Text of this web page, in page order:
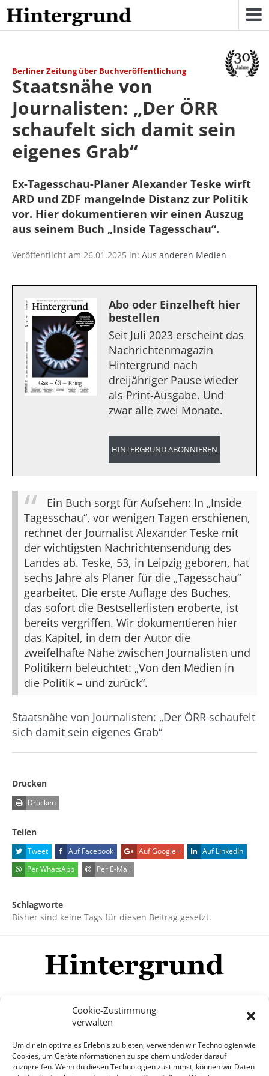
Cookie-Zustimmung
verwalten
Um dir ein optimales Erlebnis zu bieten, verwenden wir Technologien wie
Cookies, um Geräteinformationen zu speichern und/oder darauf
zuzugreifen. Wenn du diesen Technologien zustimmst, können wir Daten
Skip
to
content
Berliner Zeitung über Buchveröffentlichung
Staatsnähe von
Journalisten: „Der ÖRR
schaufelt sich damit sein
eigenes Grab“
Ex-Tagesschau-Planer Alexander Teske wirft
ARD und ZDF mangelnde Distanz zur Politik
vor. Hier dokumentieren wir einen Auszug
aus seinem Buch „Inside Tagesschau“.
Veröffentlicht am 26.01.2025 in: Aus anderen Medien
Abo oder Einzelheft hier
bestellen
Seit Juli 2023 erscheint das
Nachrichtenmagazin
Hintergrund nach
dreijähriger Pause wieder
als Print-Ausgabe. Und
zwar alle zwei Monate.
HINTERGRUND ABONNIEREN
Ein Buch sorgt für Aufsehen: In „Inside
Tagesschau“, vor wenigen Tagen erschienen,
rechnet der Journalist Alexander Teske mit
der wichtigsten Nachrichtensendung des
Landes ab. Teske, 53, in Leipzig geboren, hat
sechs Jahre als Planer für die „Tagesschau“
gearbeitet. Die erste Auflage des Buches,
das sofort die Bestsellerlisten eroberte, ist
bereits vergriffen. Wir dokumentieren hier
das Kapitel, in dem der Autor die
zweifelhafte Nähe zwischen Journalisten und
Politikern beleuchtet: „Von den Medien in
die Politik – und zurück“.
Staatsnähe von Journalisten: „Der ÖRR schaufelt
sich damit sein eigenes Grab“
Drucken
Drucken
Teilen
Tweet Auf Facebook Auf Google+
Auf LinkedIn
Per WhatsApp
Per E-Mail
Schlagworte
Bisher sind keine Tags für diesen Beitrag gesetzt.
Mehr